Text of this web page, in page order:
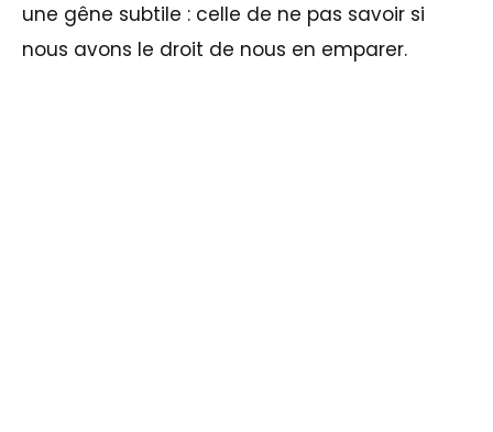
une gêne subtile : celle de ne pas savoir si
nous avons le droit de nous en emparer.